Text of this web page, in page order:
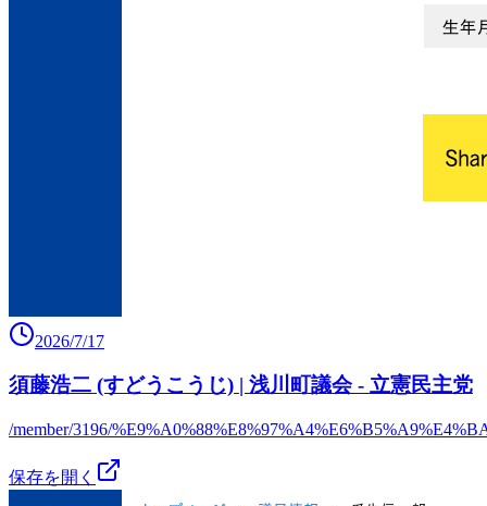
2026/7/17
須藤浩二 (すどうこうじ) | 浅川町議会 - 立憲民主党
/member/3196/
保存を開く